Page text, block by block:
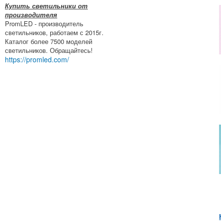
Купить светильники от
производителя
PromLED - производитель
светильников, работаем с 2015г.
Каталог более 7500 моделей
светильников. Обращайтесь!
https://promled.com/